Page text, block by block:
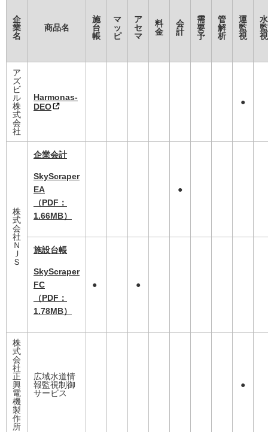
企
業
名
商品名
施
台
帳
マ
ッ
ピ
ア
セ
マ
料
金
会
計
需
要
予
管
解
析
運
監
視
水
監
視
ア
ズ
ビ
ル
株
式
会
社
Harmonas-
DEO ●
株
式
会
社
Ｎ
Ｊ
Ｓ
企業会計
SkyScraper
EA
（PDF：
1.66MB）
●
施設台帳
SkyScraper
FC
（PDF：
1.78MB）
● ●
株
式
会
社
正
興
電
機
製
作
所
広域水道情
報監視制御
サービス
●